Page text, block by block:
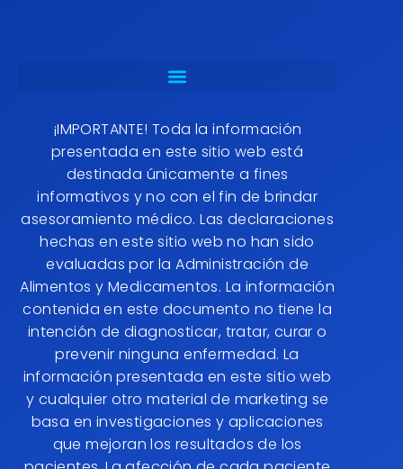
¡IMPORTANTE! Toda la información
presentada en este sitio web está
destinada únicamente a fines
informativos y no con el fin de brindar
asesoramiento médico. Las declaraciones
hechas en este sitio web no han sido
evaluadas por la Administración de
Alimentos y Medicamentos. La información
contenida en este documento no tiene la
intención de diagnosticar, tratar, curar o
prevenir ninguna enfermedad. La
información presentada en este sitio web
y cualquier otro material de marketing se
basa en investigaciones y aplicaciones
que mejoran los resultados de los